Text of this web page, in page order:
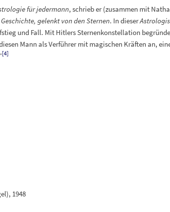
für jedermann, schrieb er (zusammen mit
Geschichte, gelenkt von den Sternen. In dieser
und Fall. Mit Hitlers Sternenkonstellation
Mann als Verführer mit magischen Kräften an,
[4]
1948